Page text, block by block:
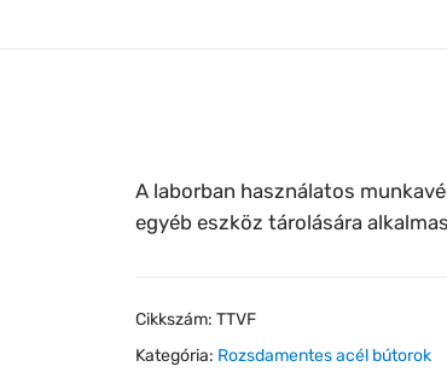
A laborban használatos
egyéb eszköz tárolására
Cikkszám: TTVF
Kategória: Rozsdamentes acél bútorok